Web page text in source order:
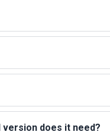
version does it need?